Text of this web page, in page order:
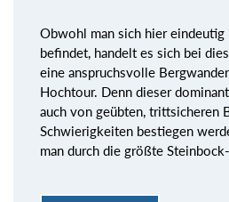
Obwohl man sich hier eindeutig
befindet, handelt es sich bei
eine anspruchsvolle
Hochtour. Denn dieser
auch von geübten, trittsicheren
Schwierigkeiten bestiegen
man durch die größte